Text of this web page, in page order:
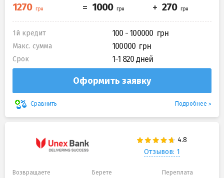
1й кредит 100 - 100000
Макс. сумма 100000
Срок 1-1 820 дней
Оформить заявку
Сравнить Подробнее
Отзывов: 1
Возвращаете Берете Переплата